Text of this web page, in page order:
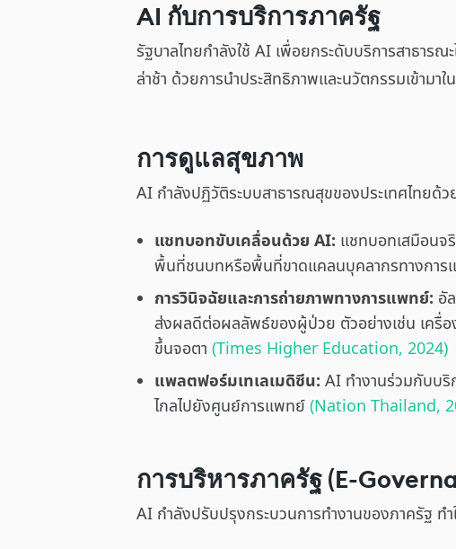
AI กับการบริการภาครัฐ
รัฐบาลไทยกำลังใช้ AI เพื่อยกระดับบริการสาธาร
ล่าช้า ด้วยการนำประสิทธิภาพและนวัตกรรมเข้ามา
การดูแลสุขภาพ
AI กำลังปฏิวัติระบบสาธารณสุขของประเทศไทยด้
แชทบอทขับเคลื่อนด้วย AI: แชทบอทเสมือนจ
พื้นที่ชนบทหรือพื้นที่ขาดแคลนบุคลากรทางกา
การวินิจฉัยและการถ่ายภาพทางการแพทย์: อั
ส่งผลดีต่อผลลัพธ์ของผู้ป่วย ตัวอย่างเช่น เครื่อ
ขึ้นจอตา (Times Higher Education, 2024)
แพลตฟอร์มเทเลเมดิซีน: AI ทำงานร่วมกับบริ
ไกลไปยังศูนย์การแพทย์(Nation Thailand,
การบริหารภาครัฐ (E-
AI กำลังปรับปรุงกระบวนการทำงานของภาครัฐ ท